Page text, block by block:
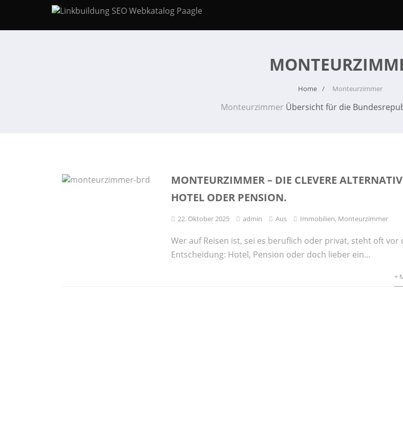
Home Monteurzimmer
Monteurzimmer Übersicht für die
MONTEURZIMMER – DIE CLEVERE
HOTEL ODER PENSION.
22. Oktober 2025 admin Aus Immobilien, Monteurzimmer
Wer auf Reisen ist, sei es beruflich oder privat, steht oft vor
Entscheidung: Hotel, Pension oder doch lieber ein...
+